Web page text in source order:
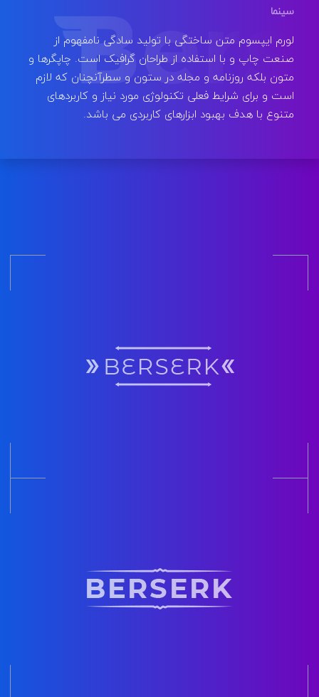
سینما
لورم ایپسوم متن ساختگی با تولید سادگی نامفهوم از
صنعت چاپ و با استفاده از طراحان گرافیک است. چاپگرها و
متون بلکه روزنامه و مجله در ستون و سطرآنچنان که لازم
است و برای شرایط فعلی تکنولوژی مورد نیاز و کاربردهای
متنوع با هدف بهبود ابزارهای کاربردی می باشد.